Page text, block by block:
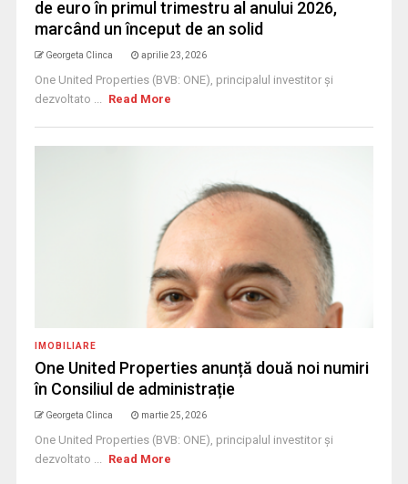
de euro în primul trimestru al anului 2026,
marcând un început de an solid
Georgeta Clinca aprilie 23, 2026
One United Properties (BVB: ONE), principalul investitor și
dezvoltato ... Read More
IMOBILIARE
One United Properties anunță două noi numiri
în Consiliul de administrație
Georgeta Clinca martie 25, 2026
One United Properties (BVB: ONE), principalul investitor și
dezvoltato ... Read More